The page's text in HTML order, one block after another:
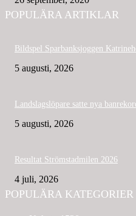
POPULÄRA ARTIKLAR
Bildspel Sparbanksjoggen
5 augusti, 2026
Landslagslöpare satte nya
5 augusti, 2026
Resultat Strömstadmilen 2026
4 juli, 2026
POPULÄRA KATEGORIER